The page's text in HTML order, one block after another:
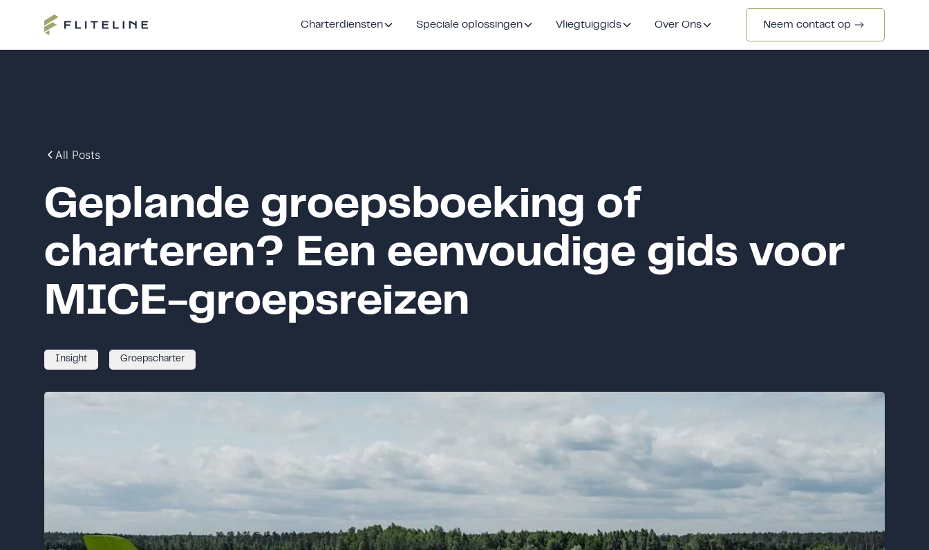
Charterdiensten Speciale oplossingen Vliegtuiggids Over Ons Neem contact op
All Posts
Geplande groepsboeking of
charteren? Een eenvoudige gids voor
MICE-groepsreizen
Insight Groepscharter